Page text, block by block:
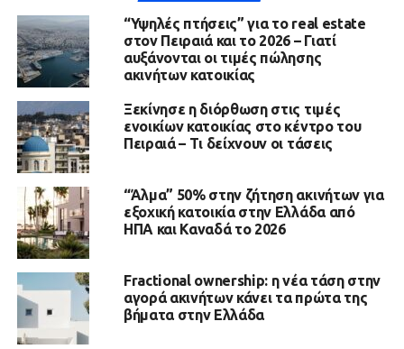
“Υψηλές πτήσεις” για το real estate
στον Πειραιά και το 2026 – Γιατί
αυξάνονται οι τιμές πώλησης
ακινήτων κατοικίας
Ξεκίνησε η διόρθωση στις τιμές
ενοικίων κατοικίας στο κέντρο του
Πειραιά – Τι δείχνουν οι τάσεις
“Άλμα” 50% στην ζήτηση ακινήτων για
εξοχική κατοικία στην Ελλάδα από
ΗΠΑ και Καναδά το 2026
Fractional ownership: η νέα τάση στην
αγορά ακινήτων κάνει τα πρώτα της
βήματα στην Ελλάδα